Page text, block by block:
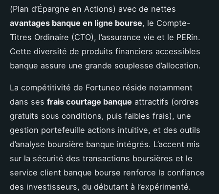
(Plan d’Épargne en Actions) avec de nettes
avantages banque en ligne bourse, le Compte-
Titres Ordinaire (CTO), l’assurance vie et le PERin.
Cette diversité de produits financiers accessibles
banque assure une grande souplesse d’allocation.
La compétitivité de Fortuneo réside notamment
dans ses frais courtage banque attractifs (ordres
gratuits sous conditions, puis faibles frais), une
gestion portefeuille actions intuitive, et des outils
d’analyse boursière banque intégrés. L’accent mis
sur la sécurité des transactions boursières et le
service client banque bourse renforce la confiance
des investisseurs, du débutant à l’expérimenté.